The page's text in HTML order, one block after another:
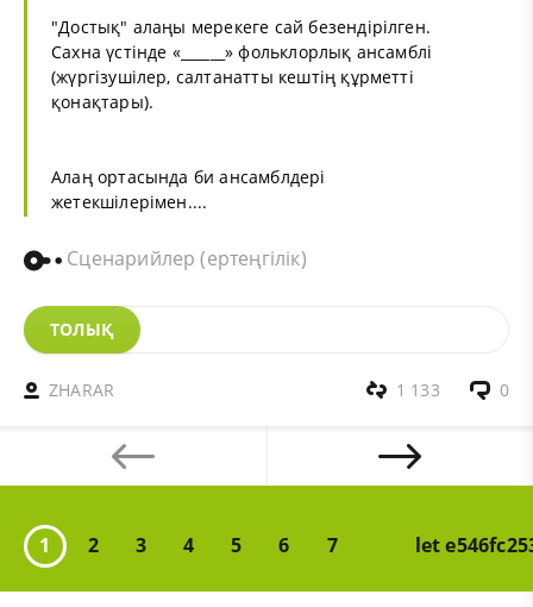
"Достық" алаңы мерекеге сай безендірілген.
Сахна үстінде «______» фольклорлық ансамблі
(жүргізушілер, салтанатты кештің құрметті
қонақтары).
Алаң ортасында би ансамблдері
жетекшілерімен....
Сценарийлер (ертеңгілік)
ТОЛЫҚ
ZHARAR 0
1 133
1 2 3 4 5 6 7